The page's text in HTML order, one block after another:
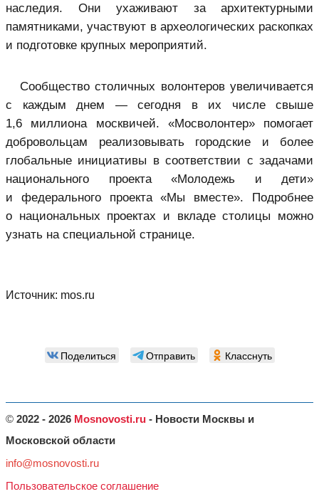
наследия. Они ухаживают за архитектурными
памятниками, участвуют в археологических раскопках
и подготовке крупных мероприятий.
Сообщество столичных волонтеров увеличивается
с каждым днем — сегодня в их числе свыше
1,6 миллиона москвичей. «Мосволонтер» помогает
добровольцам реализовывать городские и более
глобальные инициативы в соответствии с задачами
национального проекта «Молодежь и дети»
и федерального проекта «Мы вместе». Подробнее
о национальных проектах и вкладе столицы можно
узнать на специальной странице.
Источник: mos.ru
Поделиться Отправить Класснуть
© 2022 - 2026 Mosnovosti.ru - Новости Москвы и
Московской области
info@mosnovosti.ru
Пользовательское соглашение